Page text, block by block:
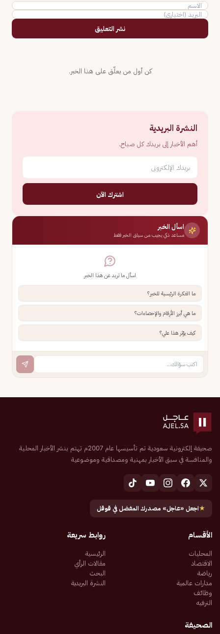
نشر التعليق
كن أول من يعلّق على هذا الخبر.
النشرة البريدية
أهم الأخبار إلى بريدك كل صباح.
اشترك الآن
اسأل الخبر
مساعد ذكي يجيب من سياق الخبر فقط
اسأل ما تريد عن هذا الخبر
ما الفكرة الرئيسية للخبر؟
ما هي أبرز الأرقام والإحصاءات؟
كيف يؤثر هذا علي؟
صحيفة إلكترونية سعودية تم تأسيسها عام 2007م تهتم بنشر الأخبار المحلية
والمنافسة في سبق الأخبار بمهنية ومصداقية وموضوعية
★اجعل «عاجل» مصدرك المفضل في قوقل
الأقسام
المحليات
الاقتصاد
رياضة
مدارات عالمية
وظائف
الترفيه
روابط سريعة
الرئيسية
مقالات الرأي
البحث
النشرة البريدية
الصحيفة